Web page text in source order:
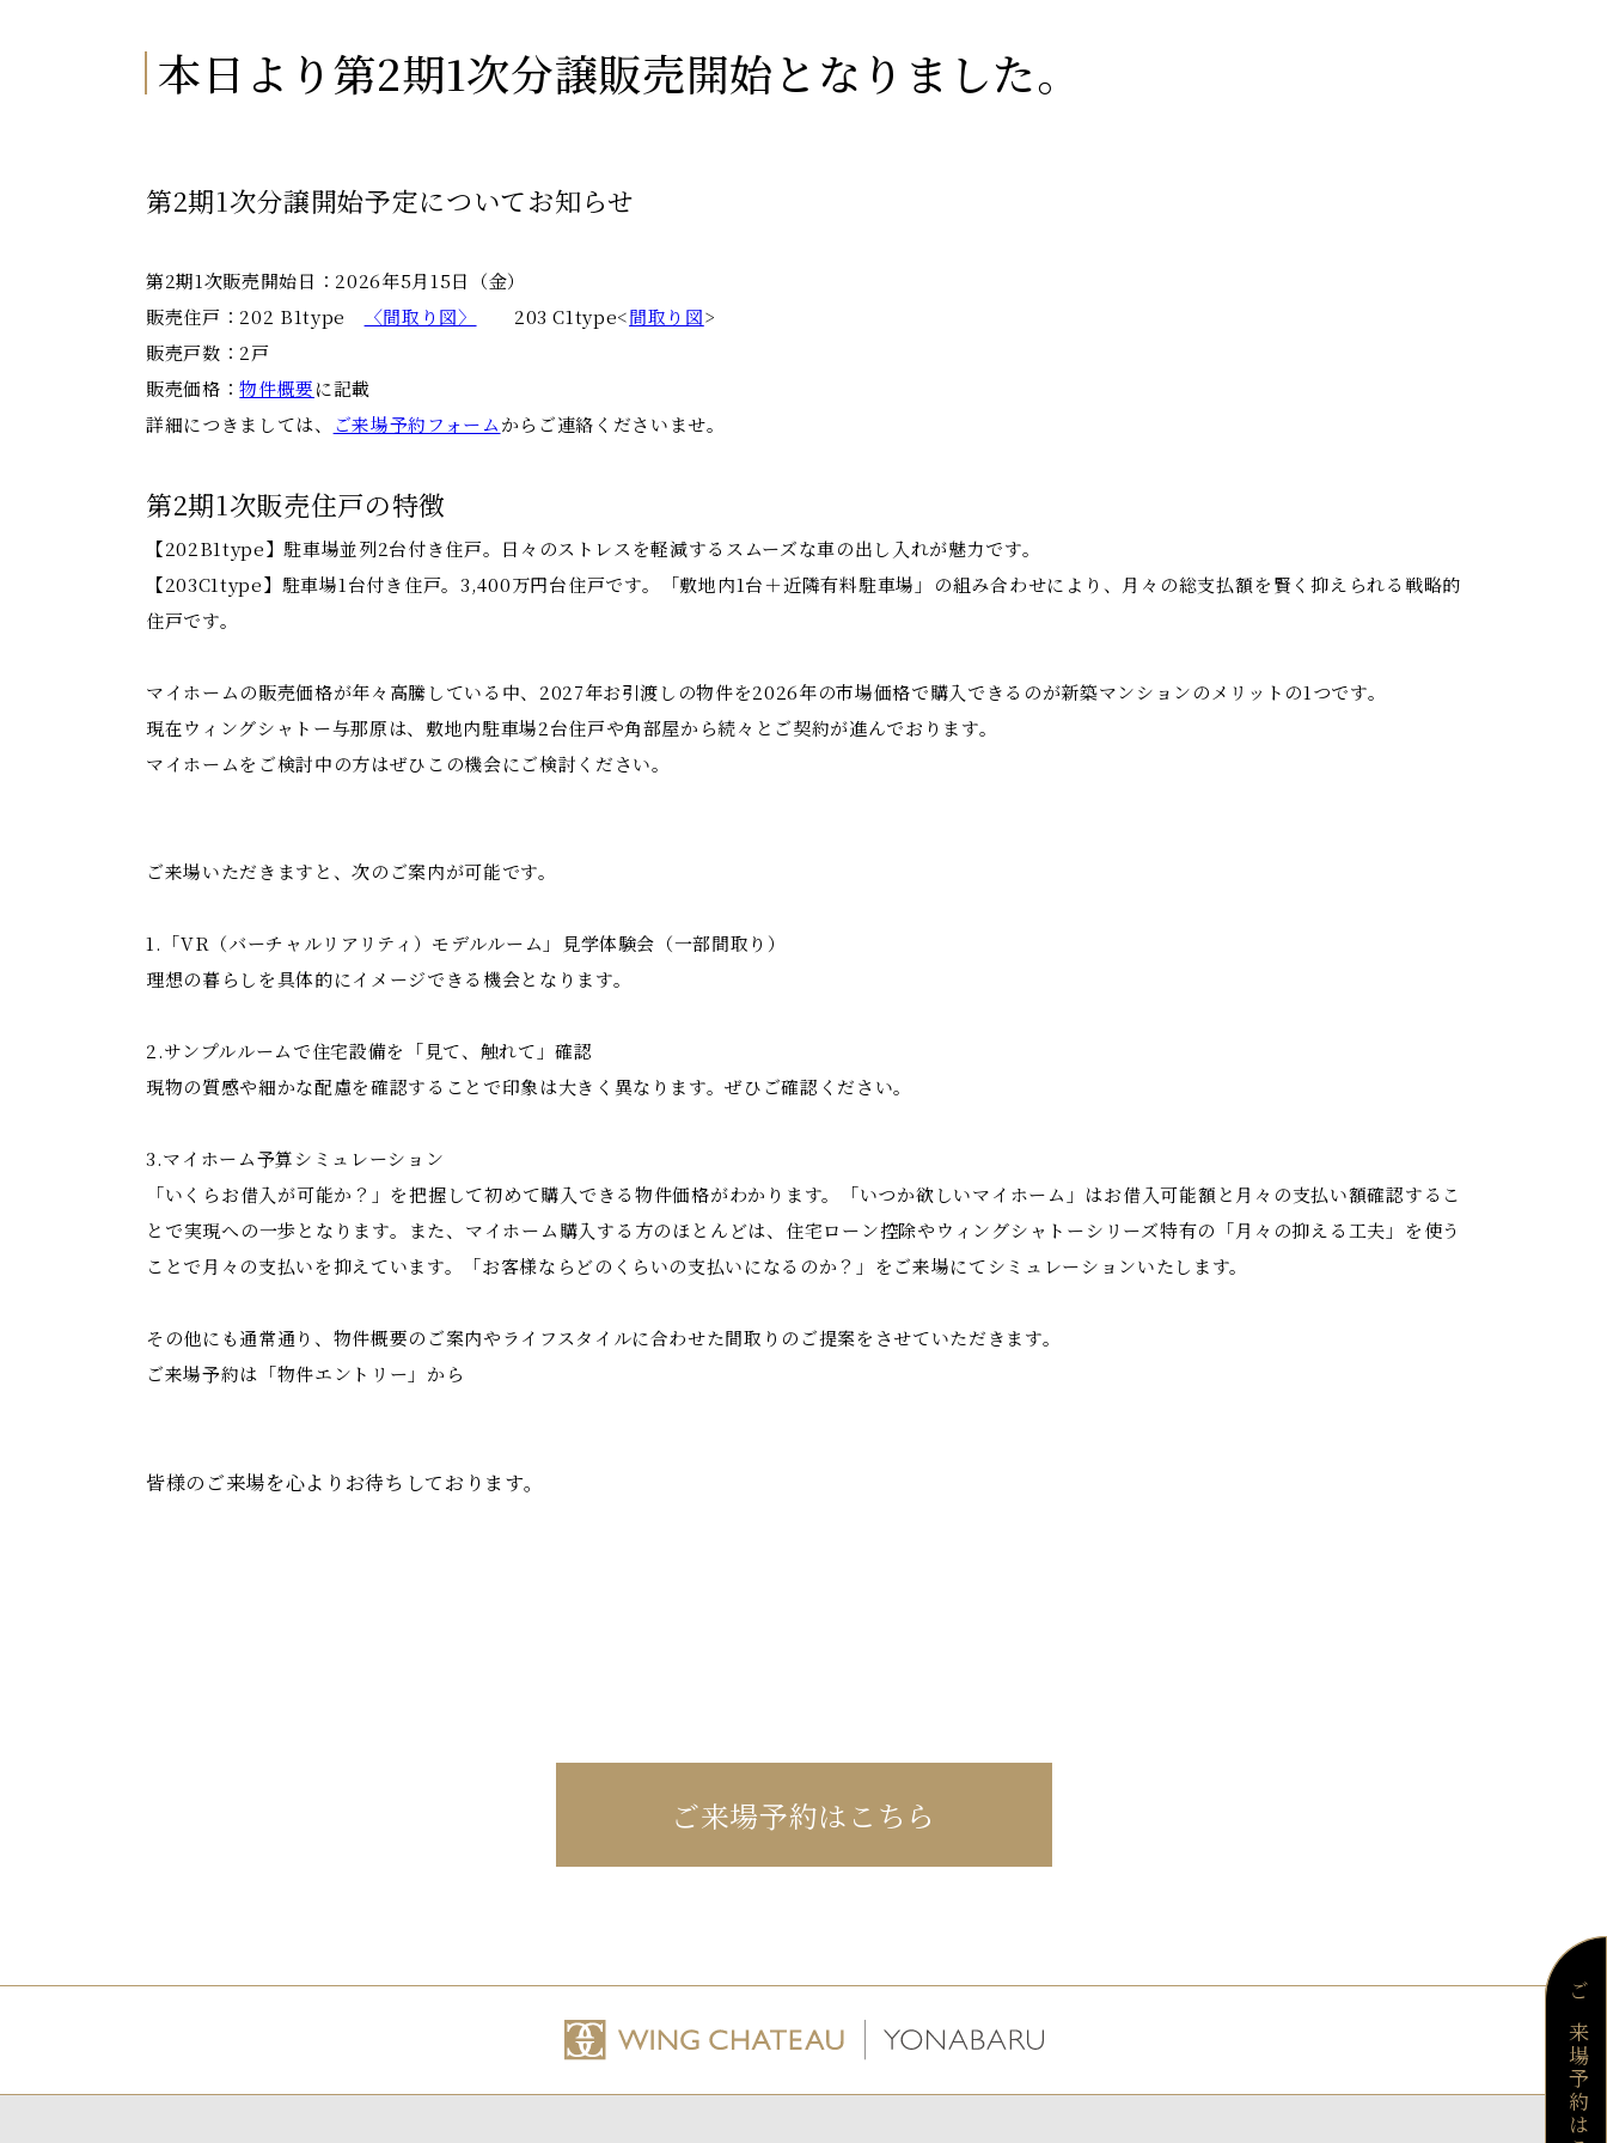
本日より第2期1次分譲販売開始となりました。
第2期1次分譲開始予定についてお知らせ
第2期1次販売開始日：2026年5月15日（金）
販売住戸：202 B1type
〈間取り図〉 203 C1type<間取り図>
販売戸数：2戸
販売価格：物件概要に記載
詳細につきましては、
ご来場予約フォームからご連絡くださいませ。
第2期1次販売住戸の特徴
【202B1type】駐車場並列2台付き住戸。日々のストレスを軽減するスムーズな車の出し入れが魅力です。
【203C1type】駐車場1台付き住戸。3,400万円台住戸です。「敷地内1台＋近隣有料駐車場」の組み合わせにより、月々の総支払額を賢く抑えられる戦略的
住戸です。
マイホームの販売価格が年々高騰している中、2027年お引渡しの物件を2026年の市場価格で購入できるのが新築マンションのメリットの1つです。
現在ウィングシャトー与那原は、敷地内駐車場2台住戸や角部屋から続々とご契約が進んでおります。
マイホームをご検討中の方はぜひこの機会にご検討ください。
ご来場いただきますと、次のご案内が可能です。
1.「VR（バーチャルリアリティ）モデルルーム」見学体験会（一部間取り）
理想の暮らしを具体的にイメージできる機会となります。
2.サンプルルームで住宅設備を「見て、触れて」確認
現物の質感や細かな配慮を確認することで印象は大きく異なります。ぜひご確認ください。
3.マイホーム予算シミュレーション
「いくらお借入が可能か？」を把握して初めて購入できる物件価格がわかります。「いつか欲しいマイホーム」はお借入可能額と月々の支払い額確認するこ
とで実現への一歩となります。また、マイホーム購入する方のほとんどは、住宅ローン控除やウィングシャトーシリーズ特有の「月々の抑える工夫」を使う
ことで月々の支払いを抑えています。「お客様ならどのくらいの支払いになるのか？」をご来場にてシミュレーションいたします。
その他にも通常通り、物件概要のご案内やライフスタイルに合わせた間取りのご提案をさせていただきます。
ご来場予約は「物件エントリー」から
皆様のご来場を心よりお待ちしております。
ご来場予約はこちら